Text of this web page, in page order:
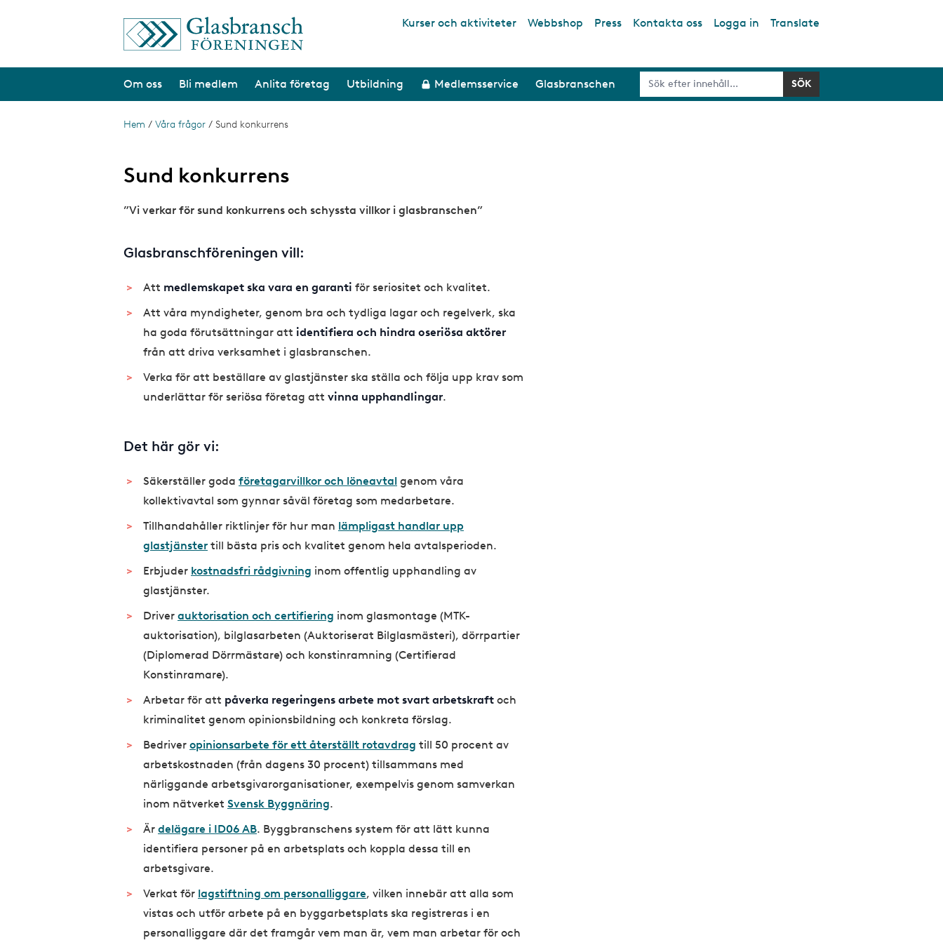
i
Top links
Kurser och aktiviteter Webbshop Press Kontakta oss Logga in Translate
Om oss Bli medlem Anlita företag Utbildning Medlemsservice Glasbranschen
L
n
s
i
Hem / Våra frågor / Sund konkurrens
Sund konkurrens
”Vi verkar för sund konkurrens och schyssta villkor i glasbranschen”
Glasbranschföreningen vill:
Att medlemskapet ska vara en garanti för seriositet och kvalitet.
Att våra myndigheter, genom bra och tydliga lagar och regelverk, ska
ha goda förutsättningar att identifiera och hindra oseriösa aktörer
från att driva verksamhet i glasbranschen.
Verka för att beställare av glastjänster ska ställa och följa upp krav som
underlättar för seriösa företag att vinna upphandlingar.
Det här gör vi:
Säkerställer goda företagarvillkor och löneavtal genom våra
kollektivavtal som gynnar såväl företag som medarbetare.
Tillhandahåller riktlinjer för hur man lämpligast handlar upp
glastjänster till bästa pris och kvalitet genom hela avtalsperioden.
Erbjuder kostnadsfri rådgivning inom offentlig upphandling av
glastjänster.
Driver auktorisation och certifiering inom glasmontage (MTK-
auktorisation), bilglasarbeten (Auktoriserat Bilglasmästeri), dörrpartier
(Diplomerad Dörrmästare) och konstinramning (Certifierad
Konstinramare).
Arbetar för att påverka regeringens arbete mot svart arbetskraft och
kriminalitet genom opinionsbildning och konkreta förslag.
Bedriver opinionsarbete för ett återställt rotavdrag till 50 procent av
arbetskostnaden (från dagens 30 procent) tillsammans med
närliggande arbetsgivarorganisationer, exempelvis genom samverkan
inom nätverket Svensk Byggnäring.
Är delägare i ID06 AB. Byggbranschens system för att lätt kunna
identifiera personer på en arbetsplats och koppla dessa till en
arbetsgivare.
Verkat för lagstiftning om personalliggare, vilken innebär att alla som
vistas och utför arbete på en byggarbetsplats ska registreras i en
personalliggare där det framgår vem man är, vem man arbetar för och